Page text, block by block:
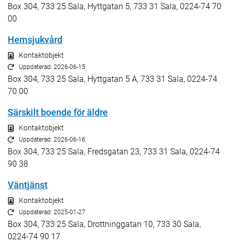
Box 304, 733 25 Sala, Hyttgatan 5, 733 31 Sala, 0224-74 70
00
Hemsjukvård
Kontaktobjekt
Uppdaterad: 2026-06-15
Box 304, 733 25 Sala, Hyttgatan 5 A, 733 31 Sala, 0224-74
70 00
Särskilt boende för äldre
Kontaktobjekt
Uppdaterad: 2026-06-16
Box 304, 733 25 Sala, Fredsgatan 23, 733 31 Sala, 0224-74
90 38
Väntjänst
Kontaktobjekt
Uppdaterad: 2025-01-27
Box 304, 733 25 Sala, Drottninggatan 10, 733 30 Sala,
0224-74 90 17